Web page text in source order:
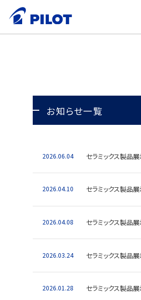
お知らせ一覧
2026.06.04 セラミックス製品
2026.04.10 セラミックス製品
2026.04.08 セラミックス製品
2026.03.24 セラミックス製品
2026.01.28 セラミックス製品